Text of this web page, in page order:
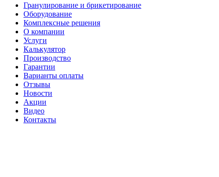
Гранулирование и брикетирование
Оборудование
Комплексные решения
О компании
Услуги
Калькулятор
Производство
Гарантии
Варианты оплаты
Отзывы
Новости
Акции
Видео
Контакты